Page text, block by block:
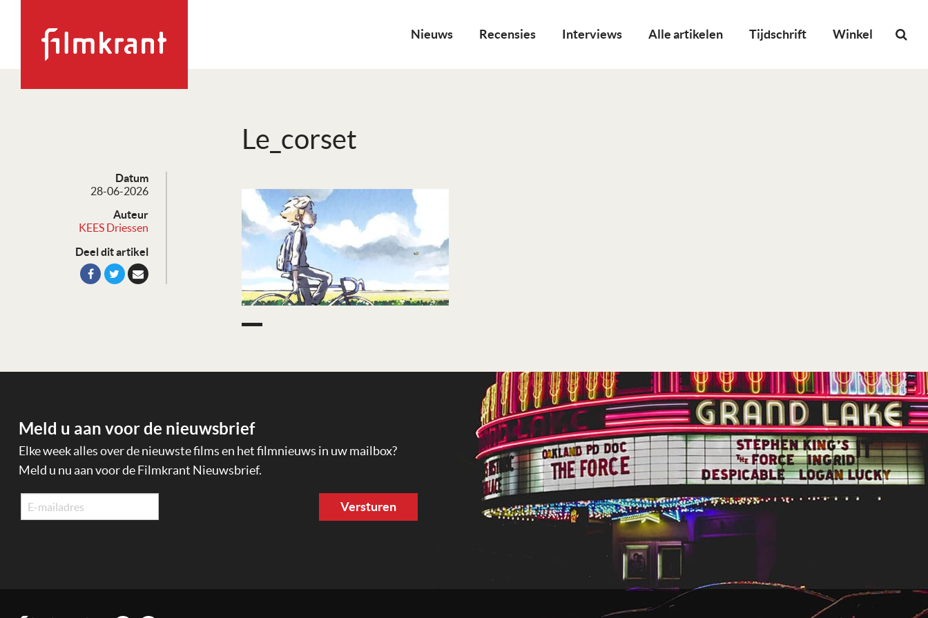
Nieuws Recensies Interviews Alle artikelen Tijdschrift Winkel
Le_corset
Datum
28-06-2026
Auteur
KEES Driessen
Deel dit artikel
Meld u aan voor de nieuwsbrief
Elke week alles over de nieuwste films en het filmnieuws in uw mailbox?
Meld u nu aan voor de Filmkrant Nieuwsbrief.